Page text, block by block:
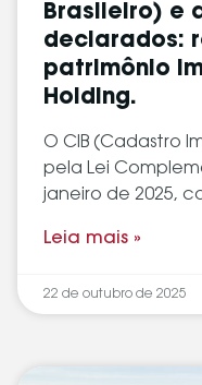
Brasileiro) e
declarados:
patrimônio
Holding.
O CIB (Cadastro
pela Lei
janeiro de 2025,
Leia mais »
22 de outubro de 2025